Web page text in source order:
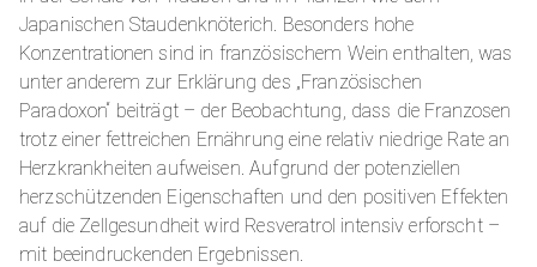
Japanischen Staudenknöterich. Besonders hohe
Konzentrationen sind in französischem Wein enthalten, was
unter anderem zur Erklärung des „Französischen
Paradoxon“ beiträgt – der Beobachtung, dass die Franzosen
trotz einer fettreichen Ernährung eine relativ niedrige Rate an
Herzkrankheiten aufweisen. Aufgrund der potenziellen
herzschützenden Eigenschaften und den positiven Effekten
auf die Zellgesundheit wird Resveratrol intensiv erforscht –
mit beeindruckenden Ergebnissen.